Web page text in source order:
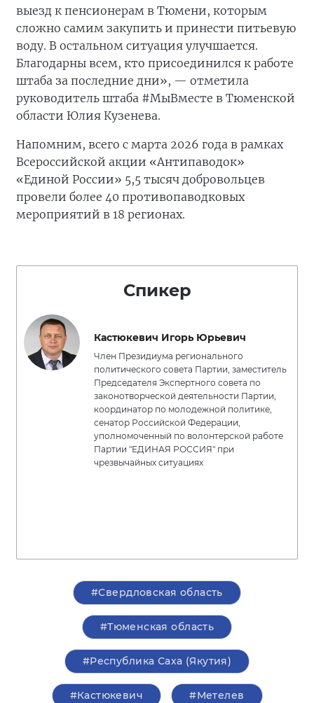
выезд к пенсионерам в Тюмени, которым
сложно самим закупить и принести питьевую
воду. В остальном ситуация улучшается.
Благодарны всем, кто присоединился к работе
штаба за последние дни», — отметила
руководитель штаба #МыВместе в Тюменской
области Юлия Кузенева.
Напомним, всего с марта 2026 года в рамках
Всероссийской акции «Антипаводок»
«Единой России» 5,5 тысяч добровольцев
провели более 40 противопаводковых
мероприятий в 18 регионах.
Спикер
Кастюкевич Игорь Юрьевич
Член Президиума регионального
политического совета Партии, заместитель
Председателя Экспертного совета по
законотворческой деятельности Партии,
координатор по молодежной политике,
сенатор Российской Федерации,
уполномоченный по волонтерской работе
Партии "ЕДИНАЯ РОССИЯ" при
чрезвычайных ситуациях
#Свердловская область
#Тюменская область
#Республика Саха (Якутия)
#Кастюкевич #Метелев